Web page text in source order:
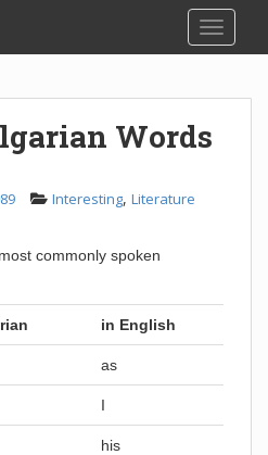
Words
Interesting, Literature
commonly spoken
in English
as
I
his